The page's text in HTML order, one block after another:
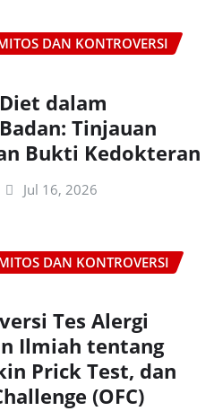
DAN KONTROVERSI
dalam
Tinjauan
Bukti Kedokteran
Jul 16, 2026
DAN KONTROVERSI
Tes Alergi
Ilmiah tentang
Prick Test, dan
(OFC)